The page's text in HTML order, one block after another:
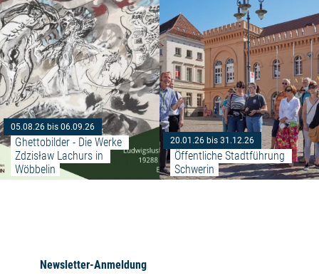
05.08.26 bis 06.09.26
Ghettobilder - Die Werke
Zdzisław Lachurs in
Wöbbelin
20.01.26 bis 31.12.26
Öffentliche Stadtführung
Schwerin
Newsletter-Anmeldung